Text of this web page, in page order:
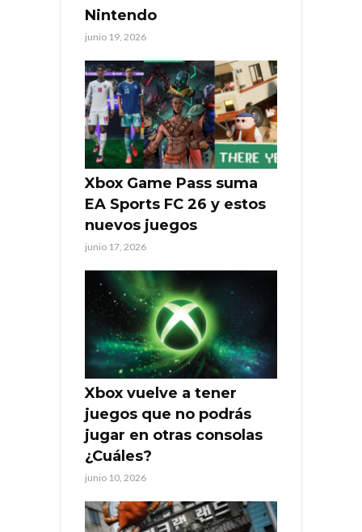
Nintendo
junio 19, 2026
Xbox Game Pass suma
EA Sports FC 26 y estos
nuevos juegos
junio 17, 2026
Xbox vuelve a tener
juegos que no podrás
jugar en otras consolas
¿Cuáles?
junio 10, 2026